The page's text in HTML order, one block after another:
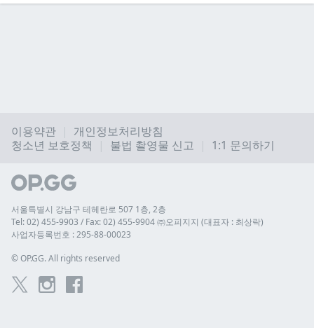
이용약관
개인정보처리방침
청소년 보호정책
불법 촬영물 신고 1:1 문의하기
서울특별시 강남구 테헤란로 507 1층, 2층
Tel: 02) 455-9903 / Fax: 02) 455-9904 ㈜오피지지 (대표자 : 최상락)
사업자등록번호 : 295-88-00023
© OP.GG. All rights reserved